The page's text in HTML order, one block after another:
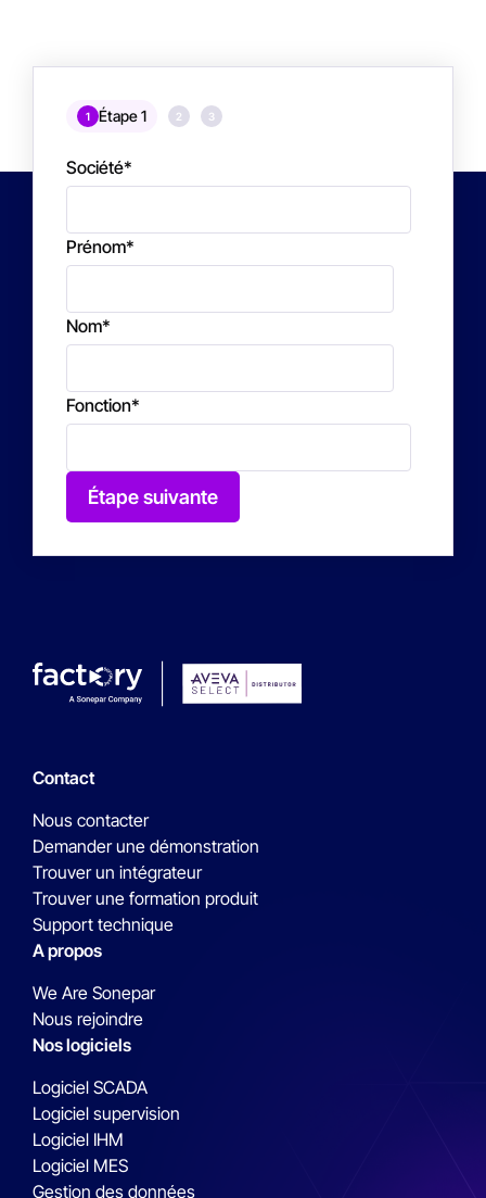
1 Étape 1 2 3
Société*
Prénom*
Nom*
Fonction*
Étape suivante
Contact
Nous contacter
Demander une démonstration
Trouver un intégrateur
Trouver une formation produit
Support technique
A propos
We Are Sonepar
Nous rejoindre
Nos logiciels
Logiciel SCADA
Logiciel supervision
Logiciel IHM
Logiciel MES
Gestion des données